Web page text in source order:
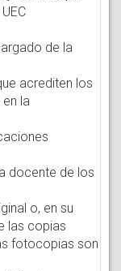
de la
acrediten los
la
docente de los
o, en su
las copias
fotocopias son